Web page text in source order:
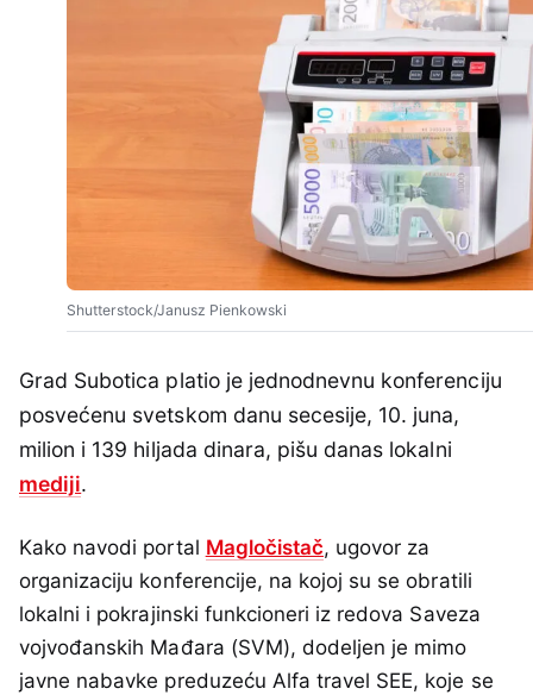
Shutterstock/Janusz Pienkowski
Grad Subotica platio je jednodnevnu konferenciju
posvećenu svetskom danu secesije, 10. juna,
milion i 139 hiljada dinara, pišu danas lokalni
mediji.
Kako navodi portal Magločistač, ugovor za
organizaciju konferencije, na kojoj su se obratili
lokalni i pokrajinski funkcioneri iz redova Saveza
vojvođanskih Mađara (SVM), dodeljen je mimo
javne nabavke preduzeću Alfa travel SEE, koje se